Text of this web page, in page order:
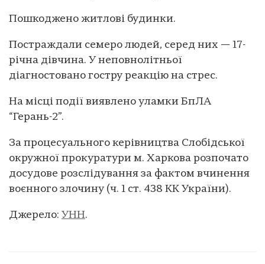
Пошкоджено житлові будинки.
Постраждали семеро людей, серед них — 17-
річна дівчина. У неповнолітньої
діагностовано гостру реакцію на стрес.
На місці події виявлено уламки БпЛА
“Герань-2”.
За процесуального керівництва Слобідської
окружної прокуратури м. Харкова розпочато
досудове розслідування за фактом вчинення
воєнного злочину (ч. 1 ст. 438 КК України).
Джерело: УНН.